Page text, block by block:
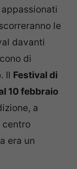
le
davanti
di
Il Festival di
10 febbraio
a
centro
era un